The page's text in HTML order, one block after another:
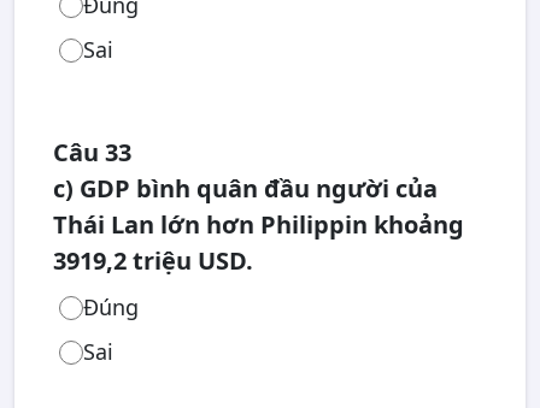
Sai
Câu 33
c) GDP bình quân đầu người của
Thái Lan lớn hơn Philippin khoảng
3919,2 triệu USD.
Đúng
Sai